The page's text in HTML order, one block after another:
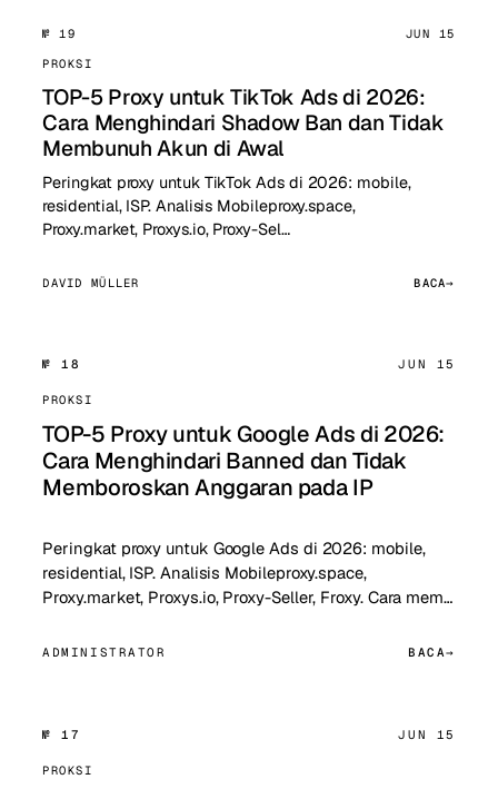
№ 19
JUN 15
PROKSI
TOP-5 Proxy untuk TikTok Ads di 2026:
Cara Menghindari Shadow Ban dan Tidak
Membunuh Akun di Awal
Peringkat proxy untuk TikTok Ads di 2026: mobile,
residential, ISP. Analisis Mobileproxy.space,
Proxy.market, Proxys.io, Proxy-Sel…
DAVID MÜLLER BACA
№ 18 JUN 15
PROKSI
TOP-5 Proxy untuk Google Ads di 2026:
Cara Menghindari Banned dan Tidak
Memboroskan Anggaran pada IP
Peringkat proxy untuk Google Ads di 2026: mobile,
residential, ISP. Analisis Mobileproxy.space,
Proxy.market, Proxys.io, Proxy-Seller, Froxy. Cara mem…
ADMINISTRATOR BACA
№ 17 JUN 15
PROKSI